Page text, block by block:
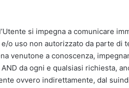
si impegna a comunicare
o uso non autorizzato da parte di
venutone a conoscenza,
da ogni e qualsiasi richiesta,
ovvero indirettamente, dal